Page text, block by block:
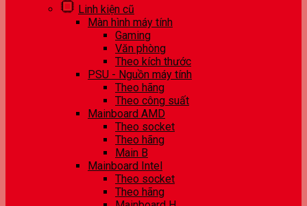
Linh kiện cũ
Màn hình máy tính
Gaming
Văn phòng
Theo kích thước
PSU - Nguồn máy tính
Theo hãng
Theo công suất
Mainboard AMD
Theo socket
Theo hãng
Main B
Mainboard Intel
Theo socket
Theo hãng